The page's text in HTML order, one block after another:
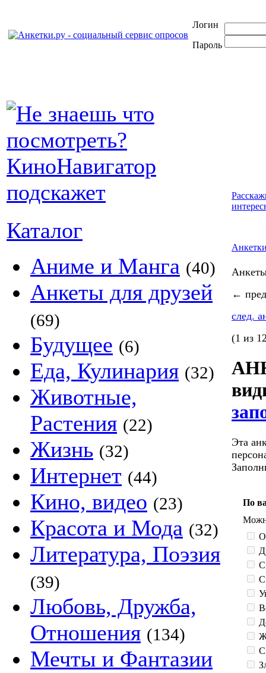
Логин
Пароль
Каталог
Аниме и Манга (40)
Анкеты для друзей
(69)
Будущее (6)
Еда, Кулинария (32)
Животные,
Растения (22)
Жизнь (32)
Интернет (44)
Кино, видео (23)
Красота и Мода (32)
Литература, Поэзия
(39)
Любовь, Дружба,
Отношения (134)
Мечты и Фантазии
←
след.
(1 из
Эта
По